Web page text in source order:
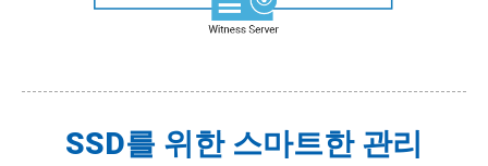
SSD를 위한 스마트한 관리